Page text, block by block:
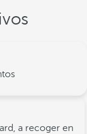
a recoger en